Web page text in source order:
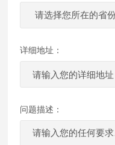
详细地址：
问题描述：